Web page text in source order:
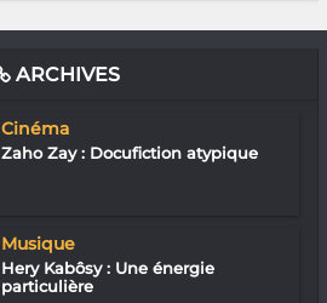
ARCHIVES
Cinéma
Zaho Zay : Docufiction atypique
Musique
Hery Kabôsy : Une énergie
particulière